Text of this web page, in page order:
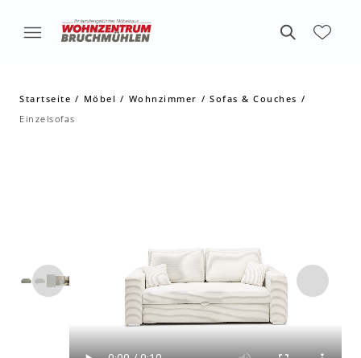
Startseite Möbel Wohnzimmer
Sofas & Couches
Einzelsofas